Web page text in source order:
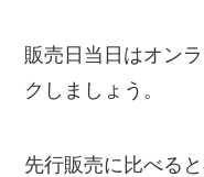
販売日当日はオン
クしましょう。
先行販売に比べる